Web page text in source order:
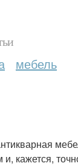
мебель
кажется,